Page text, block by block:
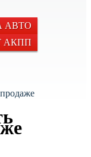
АВТО
АКПП